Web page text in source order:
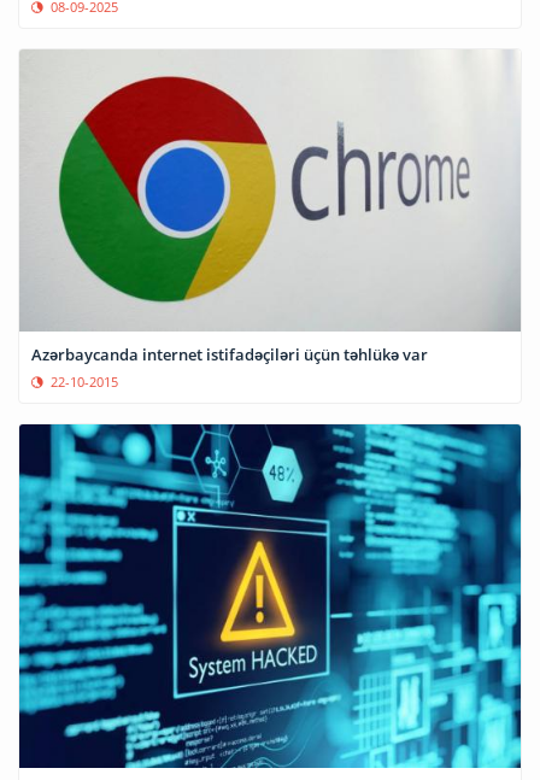
08-09-2025
Azərbaycanda internet istifadəçiləri üçün təhlükə var
22-10-2015